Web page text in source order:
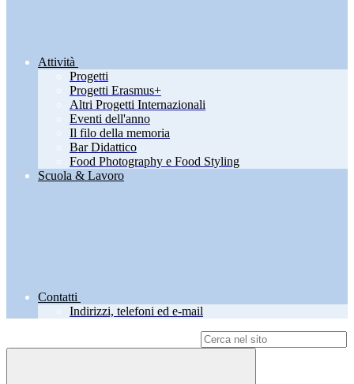
Attività
Progetti
Progetti Erasmus+
Altri Progetti Internazionali
Eventi dell'anno
Il filo della memoria
Bar Didattico
Food Photography e Food Styling
Scuola & Lavoro
Contatti
Indirizzi, telefoni ed e-mail